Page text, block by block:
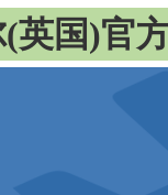
英国)官